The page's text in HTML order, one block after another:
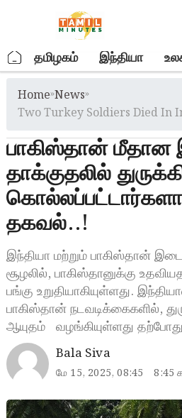
. தமிழகம் இந்தியா
Home»News»
Two Turkey Soldiers Died In
பாகிஸ்தான் மீதான
தாக்குதலில்
தகவல்..!
இந்தியா மற்றும் பாகிஸ்தான்
சூழலில், பாகிஸ்தானுக்கு
பங்கு உறுதியாகியுள்ளது.
பாகிஸ்தான் நடவடிக்கைகளில்,
ஆயுதம் வழங்கியுள்ளது தற்போது
Bala Siva
மே 15, 2025, 08:45 8:45